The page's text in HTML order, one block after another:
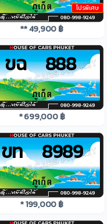
โปรพิเศษ
** 49,900 ฿
ขฉ 888
* 699,000 ฿
ขท 8989
* 199,000 ฿